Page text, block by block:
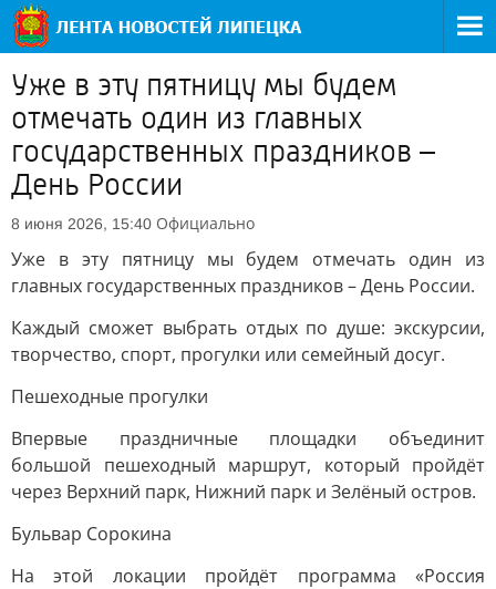
Уже в эту пятницу мы будем
отмечать один из главных
государственных праздников –
День России
8 июня 2026, 15:40 Официально
Уже в эту пятницу мы будем отмечать один из
главных государственных праздников – День России.
Каждый сможет выбрать отдых по душе: экскурсии,
творчество, спорт, прогулки или семейный досуг.
Пешеходные прогулки
Впервые праздничные площадки объединит
большой пешеходный маршрут, который пройдёт
через Верхний парк, Нижний парк и Зелёный остров.
Бульвар Сорокина
На этой локации пройдёт программа «Россия